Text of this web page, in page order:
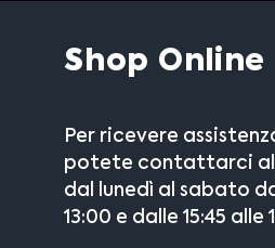
Shop Online
Per ricevere
potete contattarci al
dal lunedì al sabato
13:00 e dalle 15:45 alle